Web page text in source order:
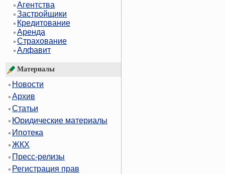
Агентства
Застройщики
Кредитование
Аренда
Страхование
Алфавит
Материалы
Новости
Архив
Статьи
Юридические материалы
Ипотека
ЖКХ
Пресс-релизы
Регистрация прав